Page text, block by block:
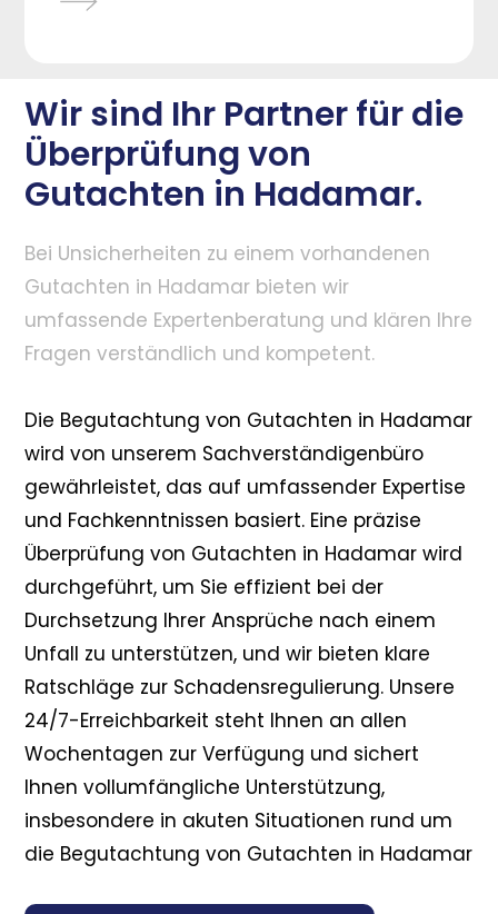
Wir sind Ihr Partner für die
Überprüfung von
Gutachten in Hadamar.
Bei Unsicherheiten zu einem vorhandenen
Gutachten in Hadamar bieten wir
umfassende Expertenberatung und klären Ihre
Fragen verständlich und kompetent.
Die Begutachtung von Gutachten in Hadamar
wird von unserem Sachverständigenbüro
gewährleistet, das auf umfassender Expertise
und Fachkenntnissen basiert. Eine präzise
Überprüfung von Gutachten in Hadamar wird
durchgeführt, um Sie effizient bei der
Durchsetzung Ihrer Ansprüche nach einem
Unfall zu unterstützen, und wir bieten klare
Ratschläge zur Schadensregulierung. Unsere
24/7-Erreichbarkeit steht Ihnen an allen
Wochentagen zur Verfügung und sichert
Ihnen vollumfängliche Unterstützung,
insbesondere in akuten Situationen rund um
die Begutachtung von Gutachten in Hadamar